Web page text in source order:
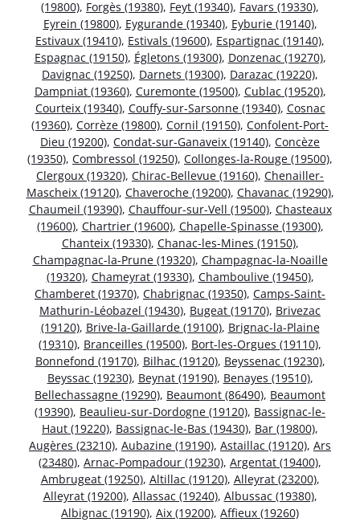
(19800), Forgès (19380), Feyt (19340), Favars (19330),
Eyrein (19800), Eygurande (19340), Eyburie (19140),
Estivaux (19410), Estivals (19600), Espartignac (19140),
Espagnac (19150), Égletons (19300), Donzenac (19270),
Davignac (19250), Darnets (19300), Darazac (19220),
Dampniat (19360), Curemonte (19500), Cublac (19520),
Courteix (19340), Couffy-sur-Sarsonne (19340), Cosnac
(19360), Corrèze (19800), Cornil (19150), Confolent-Port-
Dieu (19200), Condat-sur-Ganaveix (19140), Concèze
(19350), Combressol (19250), Collonges-la-Rouge (19500),
Clergoux (19320), Chirac-Bellevue (19160), Chenailler-
Mascheix (19120), Chaveroche (19200), Chavanac (19290),
Chaumeil (19390), Chauffour-sur-Vell (19500), Chasteaux
(19600), Chartrier (19600), Chapelle-Spinasse (19300),
Chanteix (19330), Chanac-les-Mines (19150),
Champagnac-la-Prune (19320), Champagnac-la-Noaille
(19320), Chameyrat (19330), Chamboulive (19450),
Chamberet (19370), Chabrignac (19350), Camps-Saint-
Mathurin-Léobazel (19430), Bugeat (19170), Brivezac
(19120), Brive-la-Gaillarde (19100), Brignac-la-Plaine
(19310), Branceilles (19500), Bort-les-Orgues (19110),
Bonnefond (19170), Bilhac (19120), Beyssenac (19230),
Beyssac (19230), Beynat (19190), Benayes (19510),
Bellechassagne (19290), Beaumont (86490), Beaumont
(19390), Beaulieu-sur-Dordogne (19120), Bassignac-le-
Haut (19220), Bassignac-le-Bas (19430), Bar (19800),
Augères (23210), Aubazine (19190), Astaillac (19120), Ars
(23480), Arnac-Pompadour (19230), Argentat (19400),
Ambrugeat (19250), Altillac (19120), Alleyrat (23200),
Alleyrat (19200), Allassac (19240), Albussac (19380),
Albignac (19190), Aix (19200), Affieux (19260)